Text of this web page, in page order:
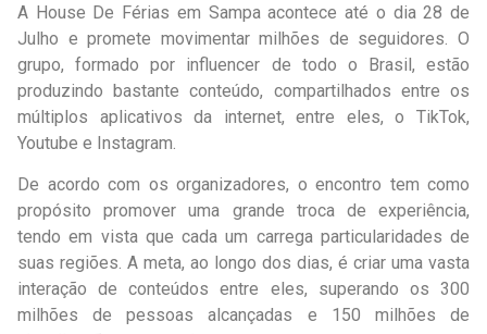
A House De Férias em Sampa acontece até o dia 28 de
Julho e promete movimentar milhões de seguidores. O
grupo, formado por influencer de todo o Brasil, estão
produzindo bastante conteúdo, compartilhados entre os
múltiplos aplicativos da internet, entre eles, o TikTok,
Youtube e Instagram.
De acordo com os organizadores, o encontro tem como
propósito promover uma grande troca de experiência,
tendo em vista que cada um carrega particularidades de
suas regiões. A meta, ao longo dos dias, é criar uma vasta
interação de conteúdos entre eles, superando os 300
milhões de pessoas alcançadas e 150 milhões de